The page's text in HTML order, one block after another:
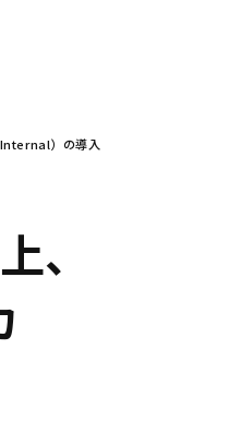
Internal）の導入
、